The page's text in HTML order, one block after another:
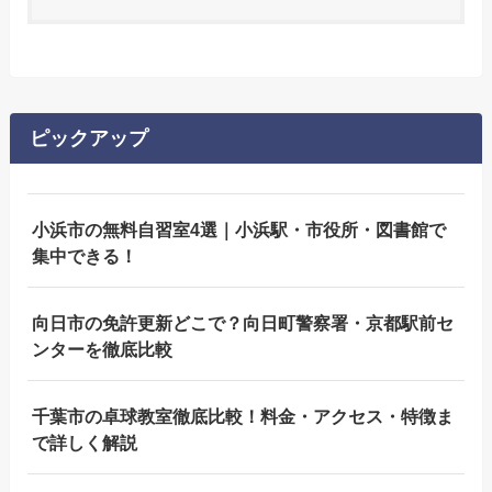
ピックアップ
小浜市の無料自習室4選｜小浜駅・市役所・図書館で
集中できる！
向日市の免許更新どこで？向日町警察署・京都駅前セ
ンターを徹底比較
千葉市の卓球教室徹底比較！料金・アクセス・特徴ま
で詳しく解説